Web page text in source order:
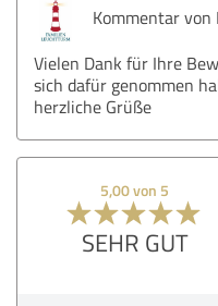
Kommentar
Vielen Dank für Ihre
sich dafür genommen
herzliche Grüße
5,00 von 5
SEHR GUT